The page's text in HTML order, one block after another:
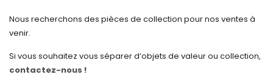
février 2025
décembre 2024
Nous recherchons des pièces de collection pour nos ventes à
venir.
Si vous souhaitez vous séparer d’objets de valeur ou collection,
contactez-nous !